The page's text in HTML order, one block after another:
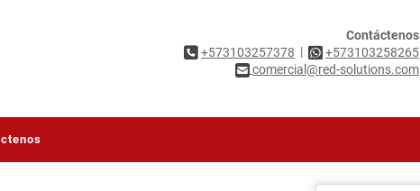
Contáctenos
+573103257378 |
+573103258265
comercial@red-solutions.com